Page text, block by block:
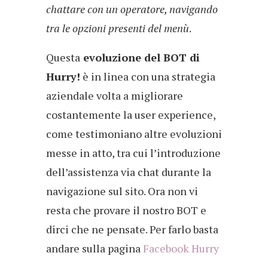
chattare con un operatore, navigando
tra le opzioni presenti del menù.
Questa evoluzione del BOT di
Hurry! è in linea con una strategia
aziendale volta a migliorare
costantemente la user experience,
come testimoniano altre evoluzioni
messe in atto, tra cui l’introduzione
dell’assistenza via chat durante la
navigazione sul sito. Ora non vi
resta che provare il nostro BOT e
dirci che ne pensate. Per farlo basta
andare sulla pagina Facebook Hurry